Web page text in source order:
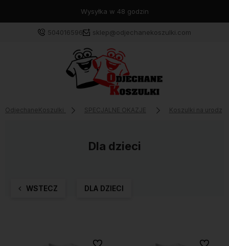
Wysyłka w 48 godzin
504016596 sklep@odjechanekoszulki.com
OdjechaneKoszulki SPECJALNE OKAZJE Koszulki na
Dla dzieci
WSTECZ DLA DZIECI
Do ulubionych Do